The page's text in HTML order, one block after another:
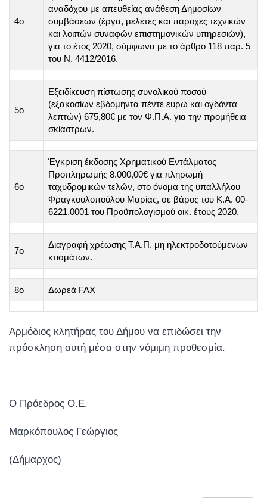
4ο
αναδόχου με απευθείας ανάθεση Δημοσίων
συμβάσεων (έργα, μελέτες και παροχές τεχνικών
και λοιπών συναφών επιστημονικών υπηρεσιών),
για το έτος 2020, σύμφωνα με το άρθρο 118 παρ. 5
του Ν. 4412/2016.
5ο
Εξειδίκευση πίστωσης συνολικού ποσού
(εξακοσίων εβδομήντα πέντε ευρώ και ογδόντα
λεπτών) 675,80€ με τον Φ.Π.Α. για την προμήθεια
σκίαστρων.
6ο
Έγκριση έκδοσης Χρηματικού Εντάλματος
Προπληρωμής 8.000,00€ για πληρωμή
ταχυδρομικών τελών, στο όνομα της υπαλλήλου
Φραγκουλοπούλου Μαρίας, σε βάρος του Κ.Α. 00-
6221.0001 του Προϋπολογισμού οικ. έτους 2020.
7ο
Διαγραφή χρέωσης Τ.Α.Π. μη ηλεκτροδοτούμενων
κτισμάτων.
8ο Δωρεά FAX
Αρμόδιος κλητήρας του Δήμου να επιδώσει την
πρόσκληση αυτή μέσα στην νόμιμη προθεσμία.
Ο Πρόεδρος Ο.Ε.
Μαρκόπουλος Γεώργιος
(Δήμαρχος)